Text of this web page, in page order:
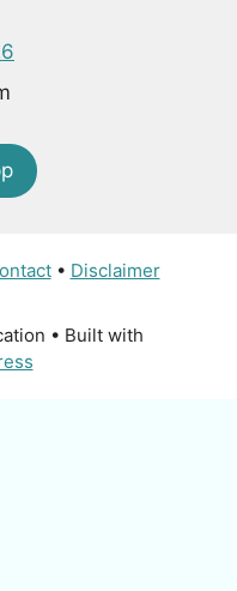
• Disclaimer
• Built with